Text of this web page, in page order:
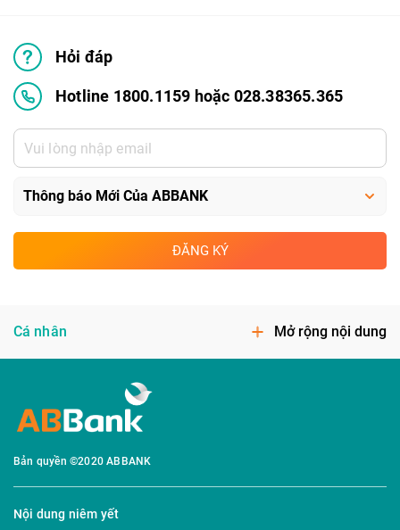
Hỏi đáp
Hotline 1800.1159 hoặc 028.38365.365
ĐĂNG KÝ
Cá nhân Mở rộng nội dung
Bản quyền ©2020 ABBANK
Nội dung niêm yết